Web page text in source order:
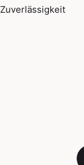
Zuverlässigkeit